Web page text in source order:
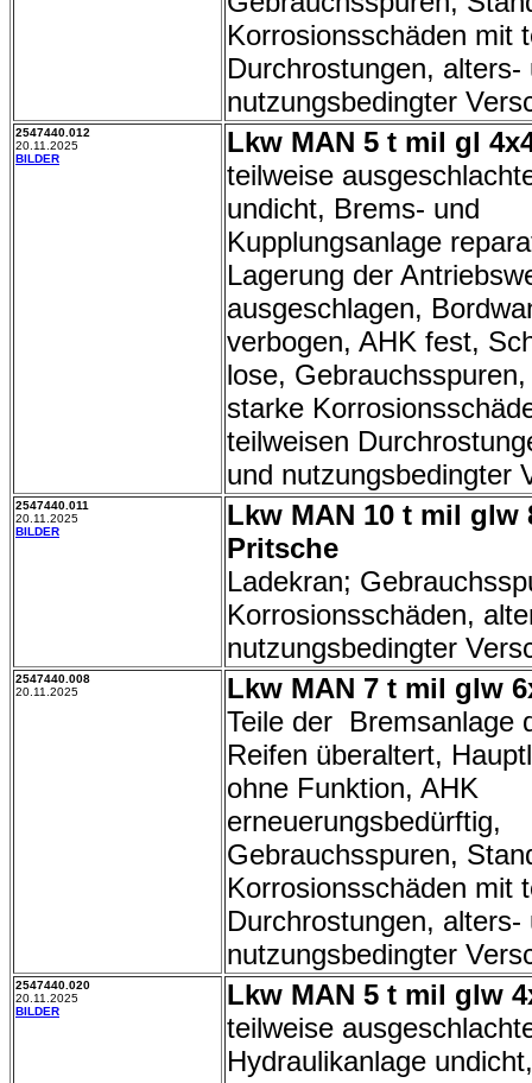
Korrosionsschäden mit
Durchrostungen, alters-
nutzungsbedingter
2547440.012
20.11.2025
BILDER
Lkw MAN 5 t mil gl
teilweise
undicht, Brems- und
Kupplungsanlage
Lagerung der
ausgeschlagen,
verbogen, AHK fest,
lose,
starke
teilweisen
und
2547440.011
20.11.2025
BILDER
Lkw MAN 10 t mil glw
Pritsche
Ladekran;
Korrosionsschäden,
nutzungsbedingter
2547440.008
20.11.2025
Lkw MAN 7 t mil glw
Teile der Bremsanlage
Reifen überaltert,
ohne Funktion, AHK
erneuerungsbedürftig,
Gebrauchsspuren,
Korrosionsschäden mit
Durchrostungen, alters-
nutzungsbedingter
2547440.020
20.11.2025
BILDER
Lkw MAN 5 t mil glw
teilweise
Hydraulikanlage